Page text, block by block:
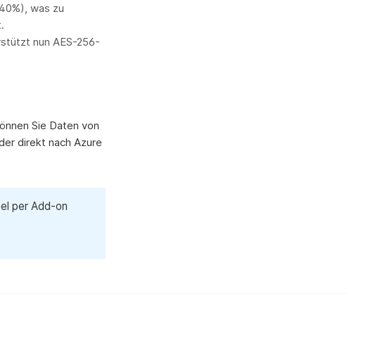
was zu
nun AES-256-
Sie Daten von
direkt nach Azure
per Add-on